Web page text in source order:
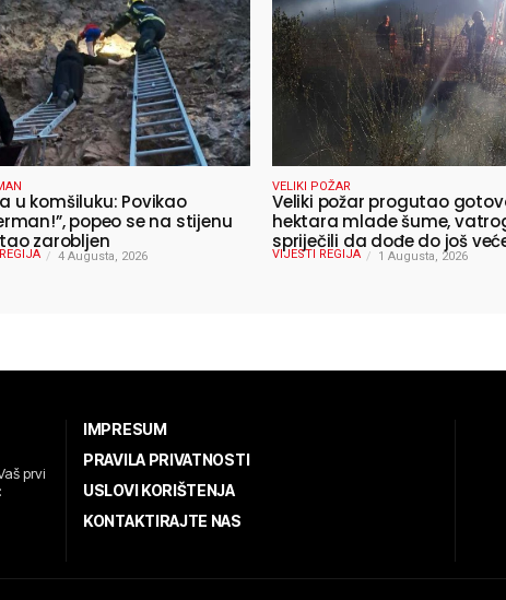
u komšiluku: Povikao
popeo se na stijenu
zarobljen
4 Augusta, 2026
VELIKI POŽAR
Veliki požar progutao
hektara mlade šume,
spriječili da dođe do još
katastrofe
VIJESTI REGIJA 1 Augusta, 2026
prvi
IMPRESUM
PRAVILA PRIVATNOSTI
USLOVI KORIŠTENJA
KONTAKTIRAJTE NAS